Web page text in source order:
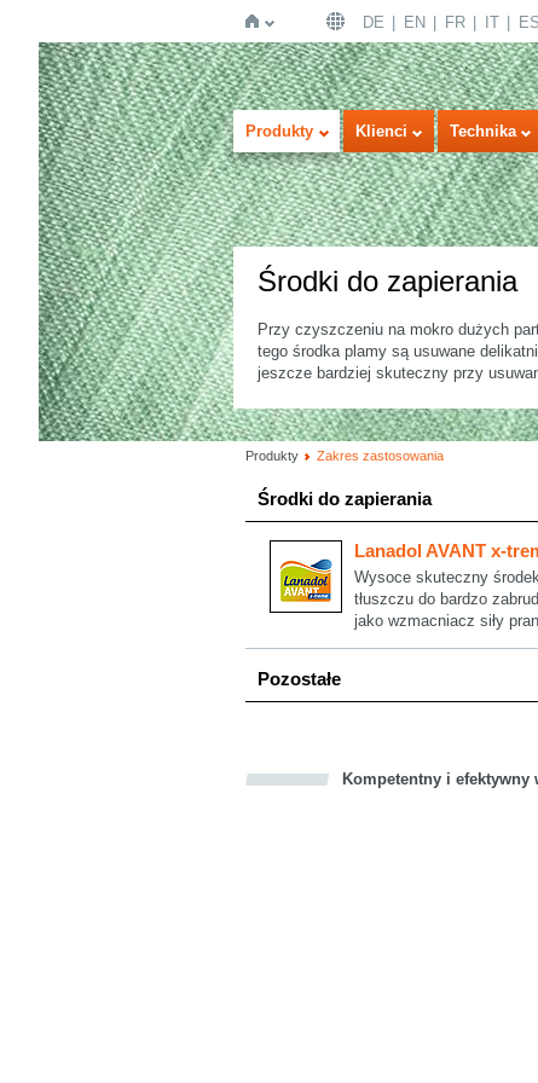
Strona
główna
DE EN FR IT ES
Produkty Klienci Technika
Środki do zapierania
Przy czyszczeniu na mokro dużych
tego środka plamy są usuwane
jeszcze bardziej skuteczny przy
Produkty Zakres zastosowania
Środki do zapierania
Lanadol AVANT x-
Wysoce skuteczny
tłuszczu do bardzo
jako wzmacniacz siły
Pozostałe
Kompetentny i